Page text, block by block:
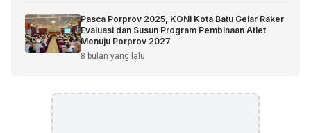
Pasca Porprov 2025, KONI Kota Batu Gelar Raker
Evaluasi dan Susun Program Pembinaan Atlet
Menuju Porprov 2027
8 bulan yang lalu